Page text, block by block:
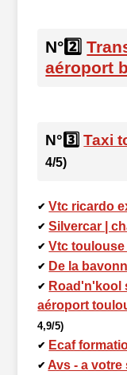
N°2️⃣
aéroport
N°3️⃣Taxi
4/5)
✔ Vtc ricardo
✔ Silvercar |
✔ Vtc toulouse
✔ De la
✔ Road'n'kool
aéroport
4,9/5)
✔ Ecaf
✔ Avs - a